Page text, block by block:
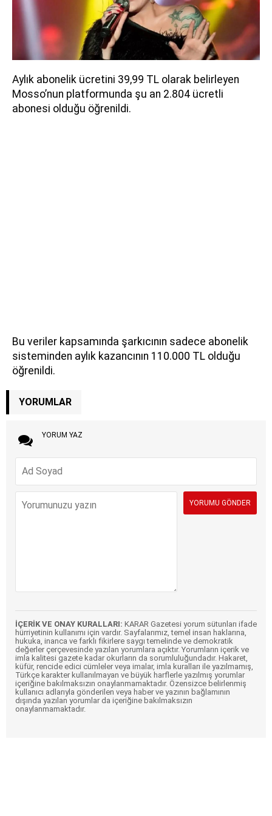
Aylık abonelik ücretini 39,99 TL olarak belirleyen
Mosso’nun platformunda şu an 2.804 ücretli
abonesi olduğu öğrenildi.
Bu veriler kapsamında şarkıcının sadece abonelik
sisteminden aylık kazancının 110.000 TL olduğu
öğrenildi.
YORUMLAR
YORUM YAZ
İÇERİK VE ONAY KURALLARI: KARAR Gazetesi yorum sütunları ifade
hürriyetinin kullanımı için vardır. Sayfalarımız, temel insan haklarına,
hukuka, inanca ve farklı fikirlere saygı temelinde ve demokratik
değerler çerçevesinde yazılan yorumlara açıktır. Yorumların içerik ve
imla kalitesi gazete kadar okurların da sorumluluğundadır. Hakaret,
küfür, rencide edici cümleler veya imalar, imla kuralları ile yazılmamış,
Türkçe karakter kullanılmayan ve büyük harflerle yazılmış yorumlar
içeriğine bakılmaksızın onaylanmamaktadır. Özensizce belirlenmiş
kullanıcı adlarıyla gönderilen veya haber ve yazının bağlamının
dışında yazılan yorumlar da içeriğine bakılmaksızın
onaylanmamaktadır.